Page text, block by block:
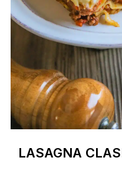
LASAGNA